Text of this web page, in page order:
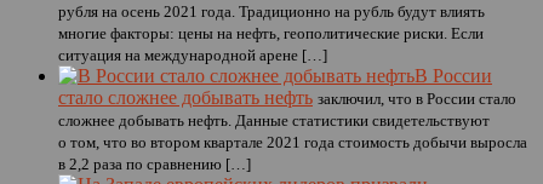
рубля на осень 2021 года. Традиционно на рубль будут влиять
многие факторы: цены на нефть, геополитические риски. Если
ситуация на международной арене […]
В России
стало сложнее добывать нефть заключил, что в России стало
сложнее добывать нефть. Данные статистики свидетельствуют
о том, что во втором квартале 2021 года стоимость добычи выросла
в 2,2 раза по сравнению […]